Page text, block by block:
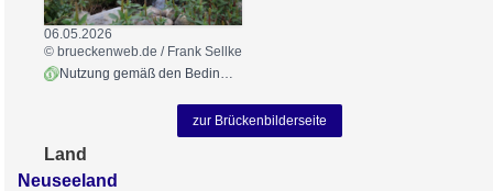
06.05.2026
© brueckenweb.de / Frank Sellke
zur Brückenbilderseite
Land
Neuseeland